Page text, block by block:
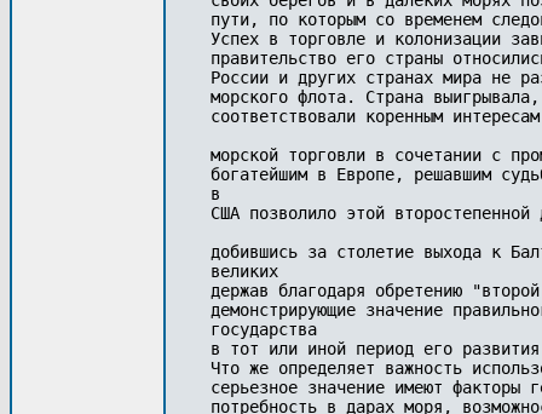
пути, по которым со временем
Успех в торговле и колонизации
правительство его страны
России и других странах мира не
морского флота. Страна
соответствовали коренным
морской торговли в сочетании с
богатейшим в Европе, решавшим
в
США позволило этой
добившись за столетие выхода к
великих
держав благодаря обретению
демонстрирующие значение
государства
в тот или иной период его
Что же определяет важность
серьезное значение имеют факторы
потребность в дарах моря,